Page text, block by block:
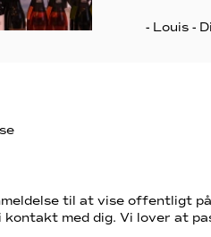
- Louis -
til at vise offentligt
med dig. Vi lover at